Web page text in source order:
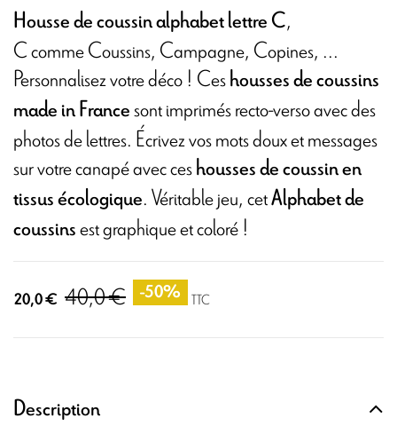
Housse de coussin alphabet lettre C,
C commeCoussins,Campagne, Copines, ...
Personnalisez votre déco ! Ceshousses de coussins
made in Francesont imprimés recto-verso avec des
photos de lettres. Écrivez vos mots doux et messages
sur votre canapé avec ceshousses de coussin en
tissus écologique. Véritable jeu, cetAlphabet de
coussinsest graphique et coloré !
20,0 € 40,0 € -50% TTC
Description